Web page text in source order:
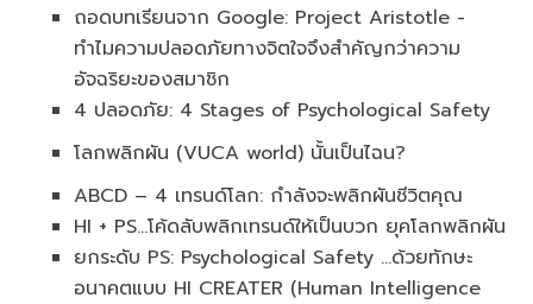
ถอดบทเรียนจาก Google: Project Aristotle -
ทำไมความปลอดภัยทางจิตใจจึงสำคัญกว่าความ
อัจฉริยะของสมาชิก
4 ปลอดภัย: 4 Stages of Psychological Safety
โลกพลิกผัน (VUCA world) นั้นเป็นไฉน?
ABCD – 4 เทรนด์โลก: กำลังจะพลิกผันชีวิตคุณ
HI + PS…โค้ดลับพลิกเทรนด์ให้เป็นบวก ยุคโลกพลิกผัน
ยกระดับ PS: Psychological Safety …ด้วยทักษะ
อนาคตแบบ HI CREATER (Human Intelligence